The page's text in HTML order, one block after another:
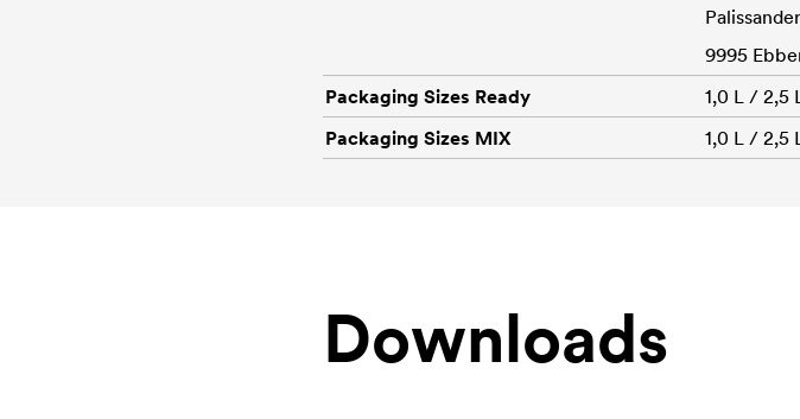
9995
Packaging Sizes Ready
1,0 L / 2,5
Packaging Sizes MIX
1,0 L / 2,5
Downloads